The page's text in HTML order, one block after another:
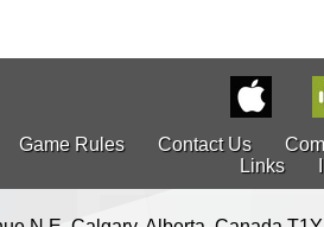
Game Rules Contact Us
Links